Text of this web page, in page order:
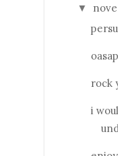
▼
rock
i